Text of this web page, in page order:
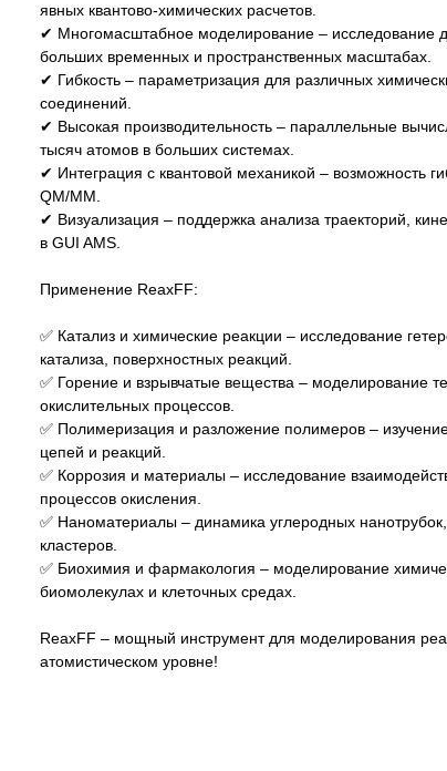
явных квантово-химических расчетов.
✔ Многомасштабное моделирование – исследование
больших временных и пространственных масштабах.
✔ Гибкость – параметризация для различных
соединений.
✔ Высокая производительность – параллельные
тысяч атомов в больших системах.
✔ Интеграция с квантовой механикой – возможность
QM/MM.
✔ Визуализация – поддержка анализа траекторий,
в GUI AMS.
Применение ReaxFF:
✅ Катализ и химические реакции – исследование
катализа, поверхностных реакций.
✅ Горение и взрывчатые вещества – моделирование
окислительных процессов.
✅ Полимеризация и разложение полимеров –
цепей и реакций.
✅ Коррозия и материалы – исследование
процессов окисления.
✅ Наноматериалы – динамика углеродных
кластеров.
✅ Биохимия и фармакология – моделирование
биомолекулах и клеточных средах.
ReaxFF – мощный инструмент для моделирования
атомистическом уровне!